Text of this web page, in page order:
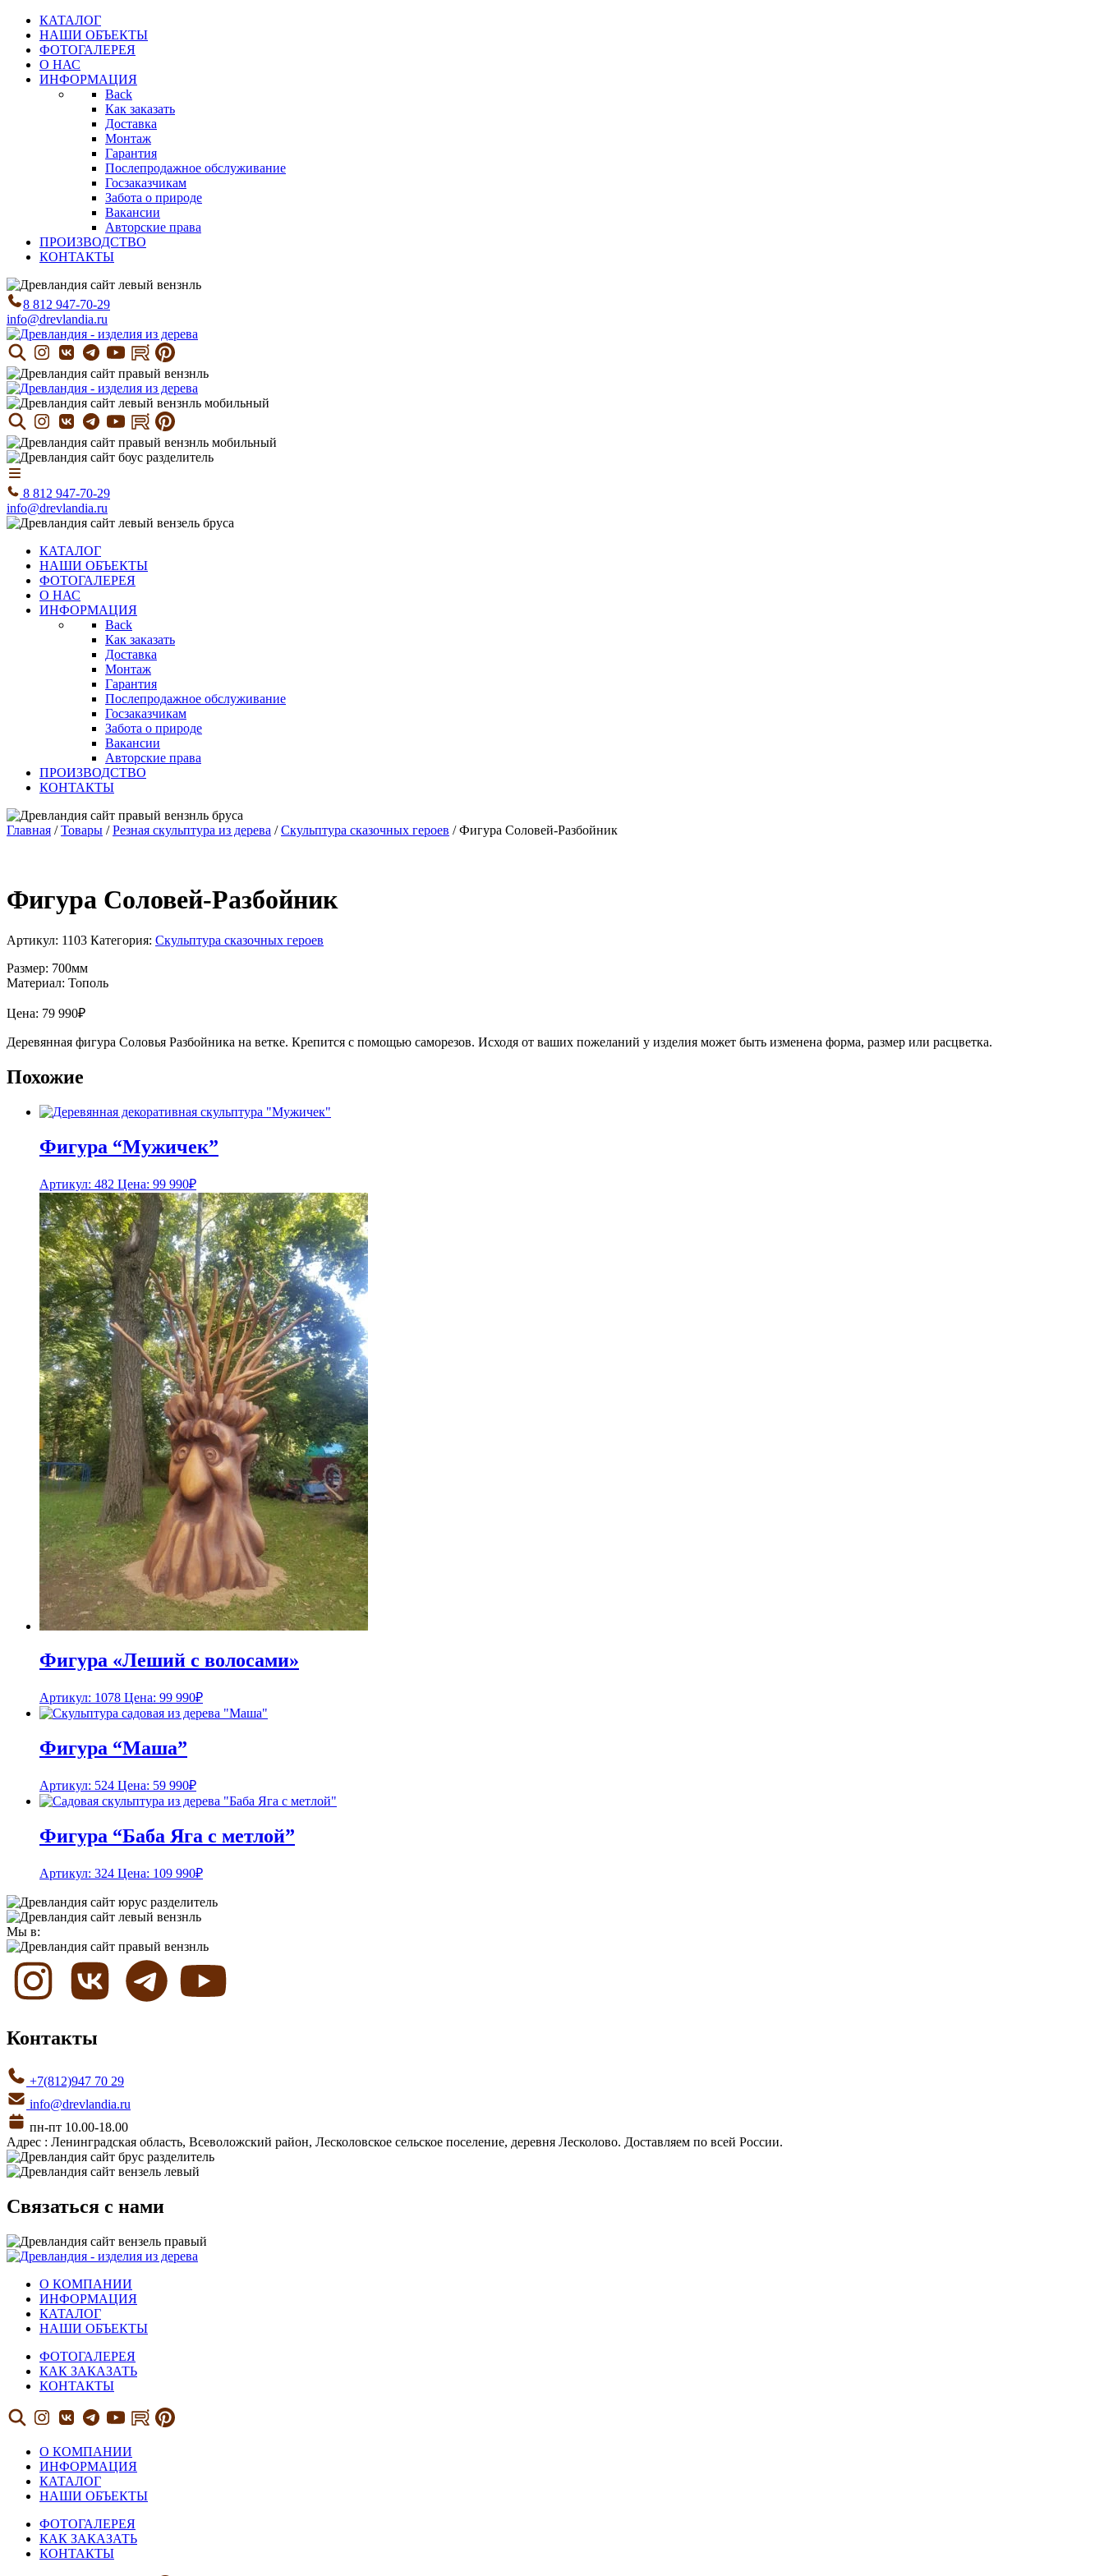
КАТАЛОГ
НАШИ ОБЪЕКТЫ
ФОТОГАЛЕРЕЯ
О НАС
ИНФОРМАЦИЯ
Back
Как заказать
Доставка
Монтаж
Гарантия
Послепродажное обслуживание
Госзаказчикам
Забота о природе
Вакансии
Авторские права
ПРОИЗВОДСТВО
КОНТАКТЫ
8 812 947-70-29
info@drevlandia.ru
8 812 947-70-29
info@drevlandia.ru
КАТАЛОГ
НАШИ ОБЪЕКТЫ
ФОТОГАЛЕРЕЯ
О НАС
ИНФОРМАЦИЯ
Back
Как заказать
Доставка
Монтаж
Гарантия
Послепродажное обслуживание
Госзаказчикам
Забота о природе
Вакансии
Авторские права
ПРОИЗВОДСТВО
КОНТАКТЫ
Главная /Товары /Резная скульптура из дерева /Скульптура сказочных героев /Фигура Соловей-Разбойник
Фигура Соловей-Разбойник
Артикул: 1103 Категория: Скульптура сказочных героев
Размер: 700мм
Материал: Тополь
Цена: 79 990₽
Деревянная фигура Соловья Разбойника на ветке. Крепится с помощью саморезов. Исходя от ваших пожеланий у изделия может быть изменена форма, размер или расцветка.
Похожие
Фигура “Мужичек”
Артикул: 482 Цена: 99 990₽
Фигура «Леший с волосами»
Артикул: 1078 Цена: 99 990₽
Фигура “Маша”
Артикул: 524 Цена: 59 990₽
Фигура “Баба Яга с метлой”
Артикул: 324 Цена: 109 990₽
Мы в:
Контакты
+7(812)947 70 29
info@drevlandia.ru
пн-пт 10.00-18.00
Адрес : Ленинградская область, Всеволожский район, Лесколовское сельское поселение, деревня Лесколово. Доставляем по всей России.
Связаться с нами
О КОМПАНИИ
ИНФОРМАЦИЯ
КАТАЛОГ
НАШИ ОБЪЕКТЫ
ФОТОГАЛЕРЕЯ
КАК ЗАКАЗАТЬ
КОНТАКТЫ
О КОМПАНИИ
ИНФОРМАЦИЯ
КАТАЛОГ
НАШИ ОБЪЕКТЫ
ФОТОГАЛЕРЕЯ
КАК ЗАКАЗАТЬ
КОНТАКТЫ